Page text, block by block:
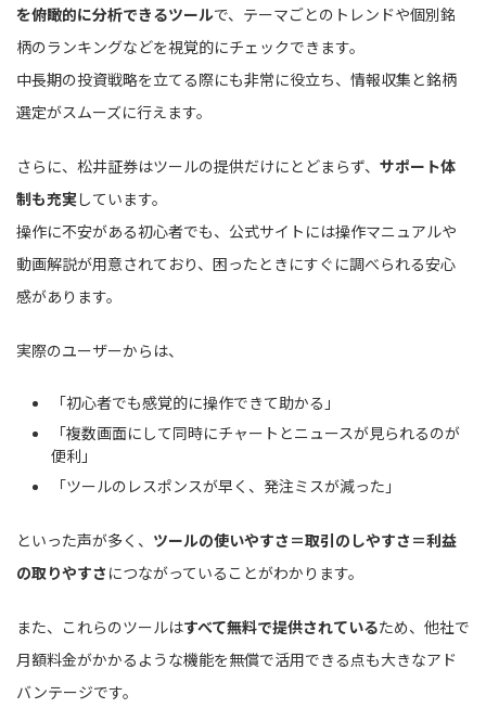
を俯瞰的に分析できるツールで、テーマごとのトレンドや個別銘
柄のランキングなどを視覚的にチェックできます。
中長期の投資戦略を立てる際にも非常に役立ち、情報収集と銘柄
選定がスムーズに行えます。
さらに、松井証券はツールの提供だけにとどまらず、 サポート体
制も充実しています。
操作に不安がある初心者でも、公式サイトには操作マニュアルや
動画解説が用意されており、困ったときにすぐに調べられる安心
感があります。
実際のユーザーからは、
「初心者でも感覚的に操作できて助かる」
「複数画面にして同時にチャートとニュースが見られるのが
便利」
「ツールのレスポンスが早く、発注ミスが減った」
といった声が多く、 ツールの使いやすさ＝取引のしやすさ＝利益
の取りやすさ につながっていることがわかります。
また、これらのツールはすべて無料で提供されているため、他社で
月額料金がかかるような機能を無償で活用できる点も大きなアド
バンテージです。